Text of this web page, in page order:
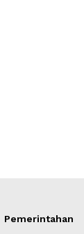
Pemerintahan